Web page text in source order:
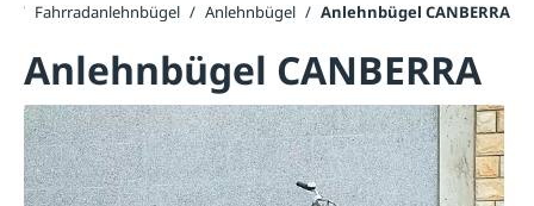
/ Fahrradanlehnbügel / Anlehnbügel / Anlehnbügel CANBERRA
Anlehnbügel CANBERRA